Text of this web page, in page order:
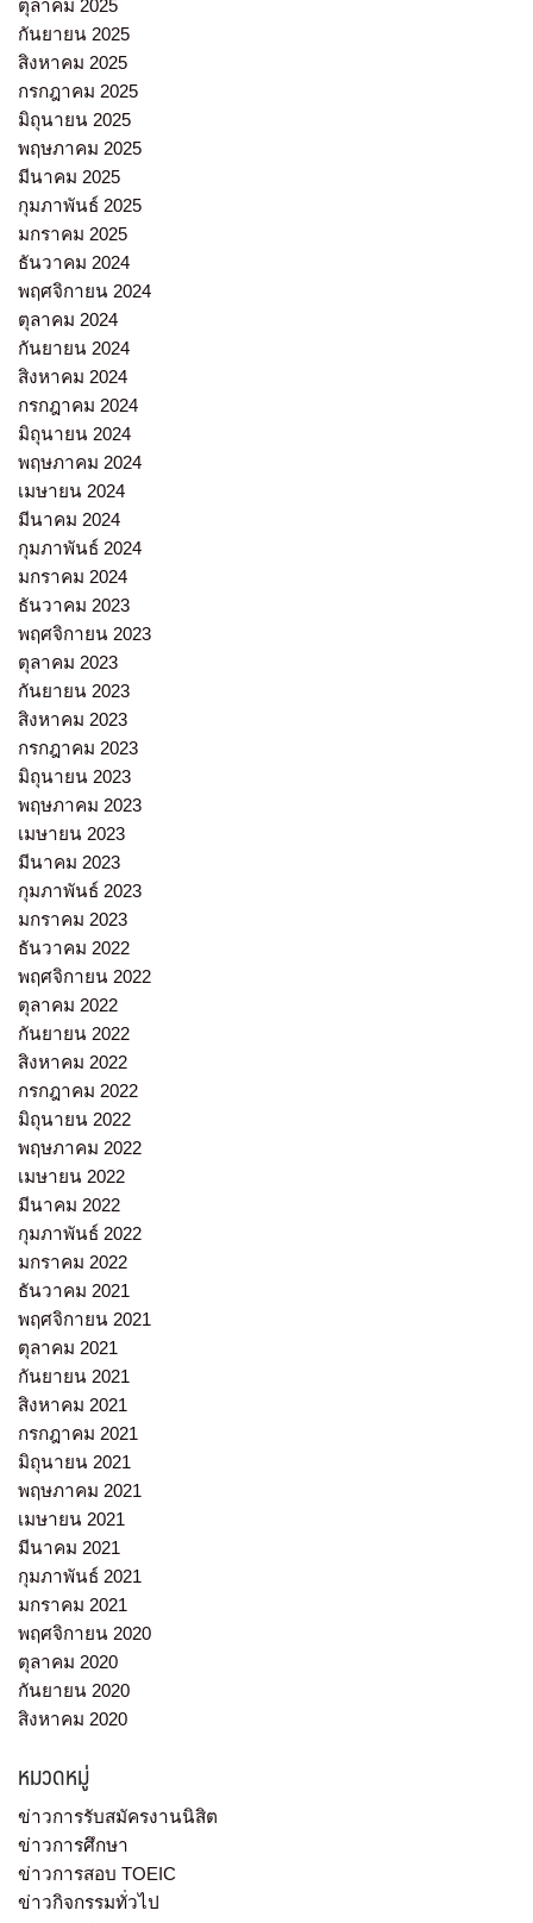
ตุลาคม 2025
กันยายน 2025
สิงหาคม 2025
กรกฎาคม 2025
มิถุนายน 2025
พฤษภาคม 2025
มีนาคม 2025
กุมภาพันธ์ 2025
มกราคม 2025
ธันวาคม 2024
พฤศจิกายน 2024
ตุลาคม 2024
กันยายน 2024
สิงหาคม 2024
กรกฎาคม 2024
มิถุนายน 2024
พฤษภาคม 2024
เมษายน 2024
มีนาคม 2024
กุมภาพันธ์ 2024
มกราคม 2024
ธันวาคม 2023
พฤศจิกายน 2023
ตุลาคม 2023
กันยายน 2023
สิงหาคม 2023
กรกฎาคม 2023
มิถุนายน 2023
พฤษภาคม 2023
เมษายน 2023
มีนาคม 2023
กุมภาพันธ์ 2023
มกราคม 2023
ธันวาคม 2022
พฤศจิกายน 2022
ตุลาคม 2022
กันยายน 2022
สิงหาคม 2022
กรกฎาคม 2022
มิถุนายน 2022
พฤษภาคม 2022
เมษายน 2022
มีนาคม 2022
กุมภาพันธ์ 2022
มกราคม 2022
ธันวาคม 2021
พฤศจิกายน 2021
ตุลาคม 2021
กันยายน 2021
สิงหาคม 2021
กรกฎาคม 2021
มิถุนายน 2021
พฤษภาคม 2021
เมษายน 2021
มีนาคม 2021
กุมภาพันธ์ 2021
มกราคม 2021
พฤศจิกายน 2020
ตุลาคม 2020
กันยายน 2020
สิงหาคม 2020
หมวดหมู่
ข่าวการรับสมัครงานนิสิต
ข่าวการศึกษา
ข่าวการสอบ TOEIC
ข่าวกิจกรรมทั่วไป